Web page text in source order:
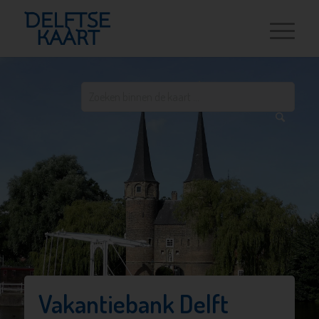
Vakantiebank Delft